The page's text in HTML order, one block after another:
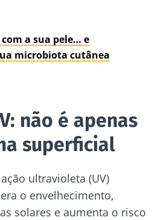
com a sua pele… e
microbiota cutânea
não é apenas
superficial
ultravioleta (UV)
o envelhecimento,
solares e aumenta o risco